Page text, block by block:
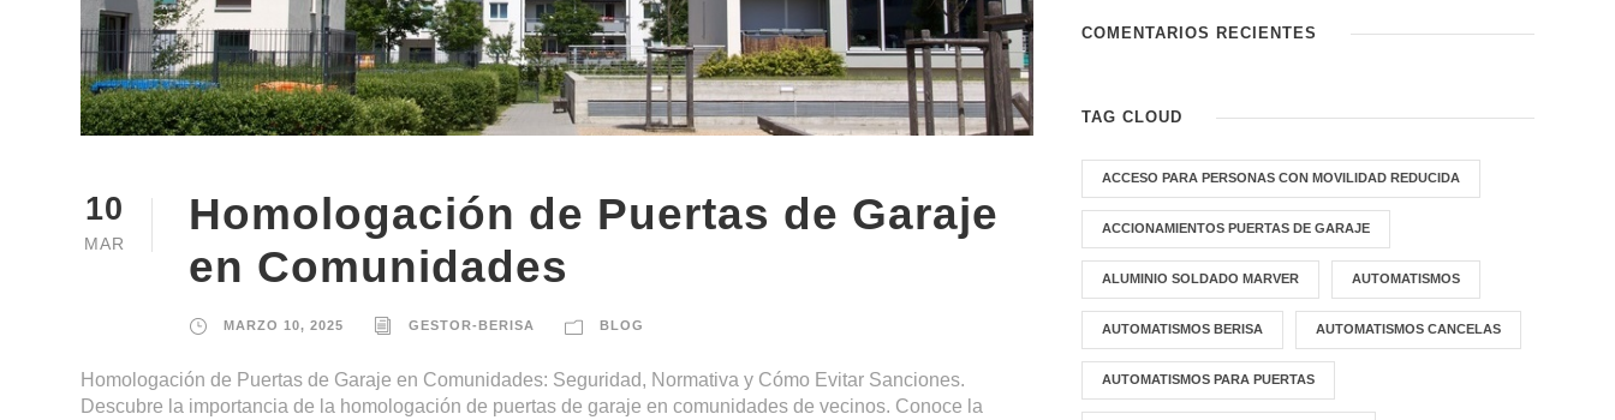
10
MAR
Homologación de Puertas de Garaje
en Comunidades
MARZO 10, 2025 GESTOR-BERISA BLOG
Homologación de Puertas de Garaje en Comunidades: Seguridad, Normativa y Cómo Evitar Sanciones.
Descubre la importancia de la homologación de puertas de garaje en comunidades de vecinos. Conoce la
COMENTARIOS RECIENTES
TAG CLOUD
ACCESO PARA PERSONAS CON MOVILIDAD REDUCIDA
ACCIONAMIENTOS PUERTAS DE GARAJE
ALUMINIO SOLDADO MARVER AUTOMATISMOS
AUTOMATISMOS BERISA AUTOMATISMOS CANCELAS
AUTOMATISMOS PARA PUERTAS